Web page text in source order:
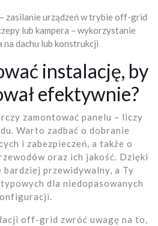
zasilanie urządzeń w trybie off-grid
lub kampera – wykorzystanie
na dachu lub konstrukcji
instalację, by
efektywnie?
zamontować panelu – liczy
Warto zadbać o dobranie
i zabezpieczeń, a także o
oraz ich jakość. Dzięki
bardziej przewidywalny, a Ty
dla niedopasowanych
off-grid zwróć uwagę na to,